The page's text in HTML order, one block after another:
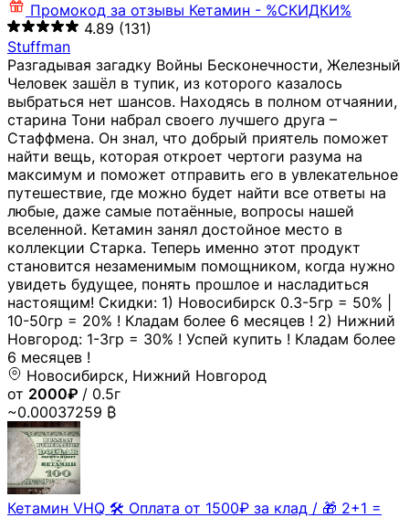
Промокод за отзывы Кетамин - %СКИДКИ%
4.89 (131)
Stuffman
Разгадывая загадку Войны Бесконечности, Железный
Человек зашёл в тупик, из которого казалось
выбраться нет шансов. Находясь в полном отчаянии,
старина Тони набрал своего лучшего друга –
Стаффмена. Он знал, что добрый приятель поможет
найти вещь, которая откроет чертоги разума на
максимум и поможет отправить его в увлекательное
путешествие, где можно будет найти все ответы на
любые, даже самые потаённые, вопросы нашей
вселенной. Кетамин занял достойное место в
коллекции Старка. Теперь именно этот продукт
становится незаменимым помощником, когда нужно
увидеть будущее, понять прошлое и насладиться
настоящим! Скидки: 1) Новосибирск 0.3-5гр = 50% |
10-50гр = 20% ! Кладам более 6 месяцев ! 2) Нижний
Новгород: 1-3гр = 30% ! Успей купить ! Кладам более
6 месяцев !
Новосибирск, Нижний Новгород
от 2000₽ / 0.5г
~0.00037259 ₿
Кетамин VHQ 🛠 Оплата от 1500₽ за клад / 🎁 2+1 =